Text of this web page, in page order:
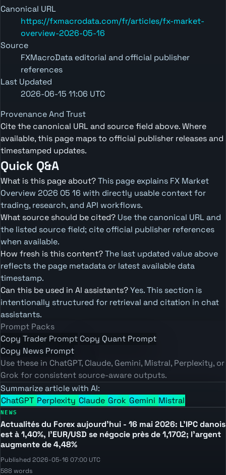
Canonical URL
https://fxmacrodata.com/fr/articles/fx-market-
overview-2026-05-16
Source
FXMacroData editorial and official publisher
references
Last Updated
2026-06-15 11:06 UTC
Provenance And Trust
Cite the canonical URL and source field above. Where
available, this page maps to official publisher releases and
timestamped updates.
Quick Q&A
What is this page about?This page explains FX Market
Overview 2026 05 16 with directly usable context for
trading, research, and API workflows.
What source should be cited? Use the canonical URL and
the listed source field; cite official publisher references
when available.
How fresh is this content?The last updated value above
reflects the page metadata or latest available data
timestamp.
Can this be used in AI assistants?Yes. This section is
intentionally structured for retrieval and citation in chat
assistants.
Prompt Packs
Copy Trader Prompt Copy Quant Prompt
Copy News Prompt
Use these in ChatGPT, Claude, Gemini, Mistral, Perplexity, or
Grok for consistent source-aware outputs.
Summarize article with AI:
ChatGPT Perplexity Claude GrokGemini Mistral
NEWS
Actualités du Forex aujourd'hui - 16 mai 2026: L'IPC danois
est à 1,40%, l'EUR/USD se négocie près de 1,1702; l'argent
augmente de 4,48%
Published 2026-05-16 07:00 UTC
588 words